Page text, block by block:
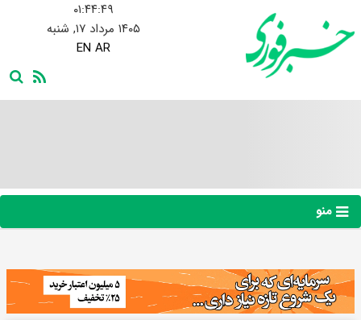
۰۱:۴۴:۴۹
۱۴۰۵ مرداد ۱۷, شنبه
EN AR
منو